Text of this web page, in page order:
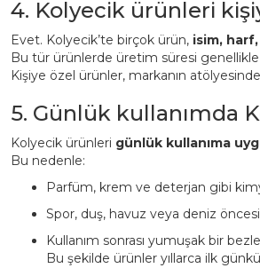
4. Kolyecik ürünleri
Evet. Kolyecik’te birçok ürün, isim,
Bu tür ürünlerde üretim süresi genellikle
Kişiye özel ürünler, markanın
5. Günlük kullanımda
Kolyecik ürünleri günlük kullanıma
Bu nedenle:
Parfüm, krem ve deterjan gibi
Spor, duş, havuz veya deniz öncesi
Kullanım sonrası yumuşak bir
Bu şekilde ürünler yıllarca ilk günkü